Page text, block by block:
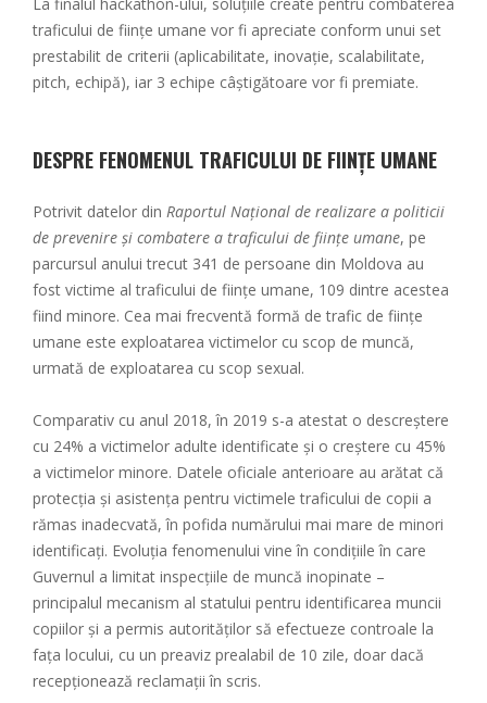
traficului de ființe umane vor fi apreciate conform unui set
prestabilit de criterii (aplicabilitate, inovație, scalabilitate,
pitch, echipă), iar 3 echipe câștigătoare vor fi premiate.
DESPRE FENOMENUL TRAFICULUI DE FIINȚE UMANE
Potrivit datelor din Raportul Național de realizare a politicii
de prevenire și combatere a traficului de ființe umane, pe
parcursul anului trecut 341 de persoane din Moldova au
fost victime al traficului de ființe umane, 109 dintre acestea
fiind minore. Cea mai frecventă formă de trafic de ființe
umane este exploatarea victimelor cu scop de muncă,
urmată de exploatarea cu scop sexual.
Comparativ cu anul 2018, în 2019 s-a atestat o descreștere
cu 24% a victimelor adulte identificate și o creștere cu 45%
a victimelor minore. Datele oficiale anterioare au arătat că
protecția și asistența pentru victimele traficului de copii a
rămas inadecvată, în pofida numărului mai mare de minori
identificați. Evoluția fenomenului vine în condițiile în care
Guvernul a limitat inspecțiile de muncă inopinate –
principalul mecanism al statului pentru identificarea muncii
copiilor și a permis autorităților să efectueze controale la
fața locului, cu un preaviz prealabil de 10 zile, doar dacă
recepționează reclamații în scris.